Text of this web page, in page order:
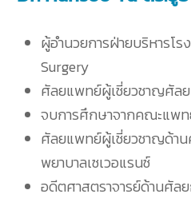
ผู้อำนวยการฝ่ายบริหารโ
Surgery
ศัลยแพทย์ผู้เชี่ยวชาญศัล
จบการศึกษาจากคณะแพท
ศัลยแพทย์ผู้เชี่ยวชาญด้า
พยาบาลเซเวอแรนซ์
อดีตศาสตราจารย์ด้านศัล